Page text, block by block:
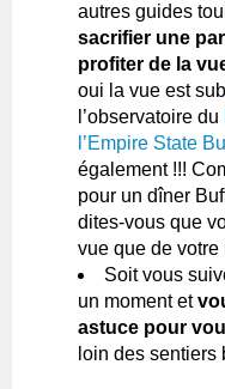
autres guides
sacrifier une
profiter de la
oui la vue est
l’observatoire du
l’Empire State
également !!!
pour un dîner
dites-vous que
vue que de
Soit vous
un moment et
astuce pour
loin des sentiers